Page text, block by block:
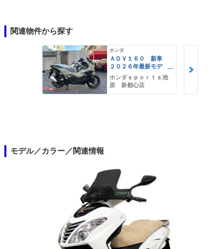
関連物件から探す
ホンダ
ＡＤＶ１６０ 新車
２０２６年最新モデ
ル パールスモーキー
グレー スマートキ
ー ２９Ｌメットイ
ホンダｓｐｏｒｔｓ池
原 新都心店
モデル／カラー／関連情報